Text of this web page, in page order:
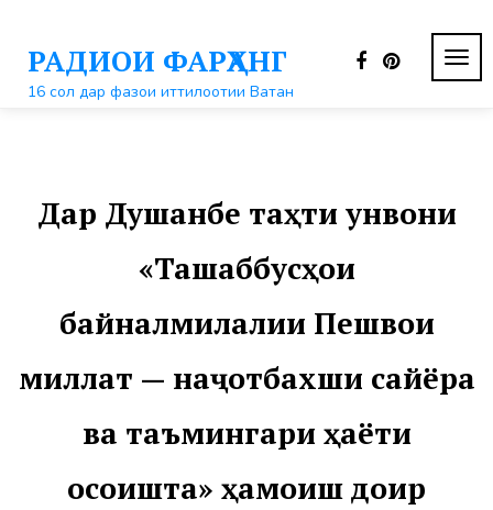
контентуРАДИОИ ФАРҲАНГ
16 сол дар фазои иттилоотии Ватан
Дар Душанбе таҳти унвони
«Ташаббусҳои
байналмилалии Пешвои
миллат — наҷотбахши сайёра
ва таъмингари ҳаёти
осоишта» ҳамоиш доир